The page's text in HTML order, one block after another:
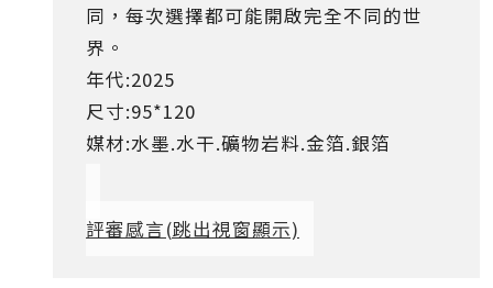
同，每次選擇都可能開啟完全不同的世
界。
年代:2025
尺寸:95*120
媒材:水墨.水干.礦物岩料.金箔.銀箔
評審感言(跳出視窗顯示)